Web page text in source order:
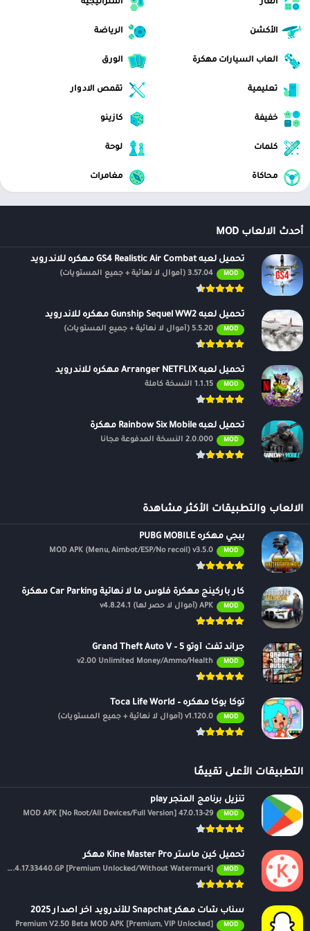
ألغاز استراتيجية
الأكشن الرياضة
العاب السيارات مهكرة الورق
تعليمية تقمص الادوار
خفيفة كازينو
كلمات لوحة
محاكاة مغامرات
أحدث الالعاب MOD
تحميل لعبه GS4 Realistic Air Combat مهكره للاندرويد
MOD 3.57.04 (أموال لا نهائية + جميع المستويات)
تحميل لعبه Gunship Sequel WW2 مهكره للاندرويد
MOD 5.5.20 (أموال لا نهائية + جميع المستويات)
تحميل لعبه Arranger NETFLIX مهكره للاندرويد
MOD 1.1.15 النسخة كاملة
تحميل لعبه Rainbow Six Mobile مهكرة
MOD 2.0.000 النسخة المدفوعة مجانًا
الالعاب والتطبيقات الأكثر مشاهدة
ببجي مهكره PUBG MOBILE
MOD
MOD APK (Menu, Aimbot/ESP/No recoil) v3.5.0
كار باركينج مهكرة فلوس ما لا نهائية Car Parking مهكرة
MOD APK (أموال لا حصر لها) v4.8.24.1
جراند ثفت أوتو 5 – Grand Theft Auto V
MOD
v2.00 Unlimited Money/Ammo/Health
توكا بوكا مهكره – Toca Life World
MOD v1.120.0 (أموال لا نهائية + جميع المستويات)
التطبيقات الأعلى تقييمًا
تنزيل برنامج المتجر play
MOD
47.0.13-29 MOD APK [No Root/All Devices/Full Version]
تحميل كين ماستر Kine Master Pro مهكر
MOD
APK v7.4.17.33440.GP [Premium Unlocked/Without Watermark]
سناب شات مهكر Snapchat للأندرويد اخر اصدار 2025
MOD
Premium V2.50 Beta MOD APK [Premium, VIP Unlocked]